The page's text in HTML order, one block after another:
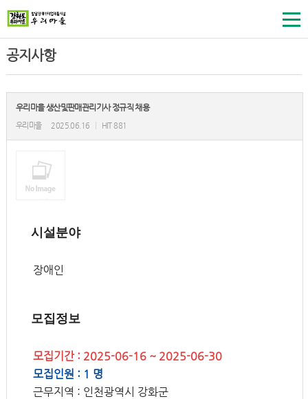
공지사항
우리마을 생산및판매관리기사 정규직 채용
우리마을 2025.06.16 HIT 881
시설분야
장애인
모집정보
모집기간 : 2025-06-16 ~ 2025-06-30
모집인원 : 1 명
근무지역 : 인천광역시 강화군